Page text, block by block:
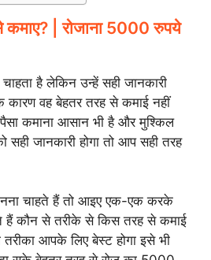
| रोजाना 5000 रुपये
है लेकिन उन्हें सही जानकारी
वह बेहतर तरह से कमाई नहीं
कमाना आसान भी है और मुश्किल
जानकारी होगा तो आप सही तरह
चाहते हैं तो आइए एक-एक करके
हैं कौन से तरीके से किस तरह से कमाई
आपके लिए बेस्ट होगा इसे भी